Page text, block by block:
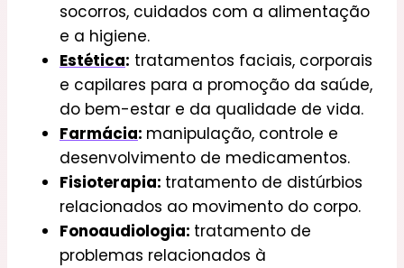
socorros, cuidados com a alimentação
e a higiene.
Estética: tratamentos faciais, corporais
e capilares para a promoção da saúde,
do bem-estar e da qualidade de vida.
Farmácia: manipulação, controle e
desenvolvimento de medicamentos.
Fisioterapia: tratamento de distúrbios
relacionados ao movimento do corpo.
Fonoaudiologia: tratamento de
problemas relacionados à